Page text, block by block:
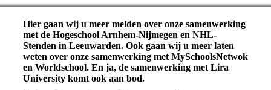
Hier gaan wij u meer melden over onze samenwerking
met de Hogeschool Arnhem-Nijmegen en NHL-
Stenden in Leeuwarden. Ook gaan wij u meer laten
weten over onze samenwerking met MySchoolsNetwok
en Worldschool. En ja, de samenwerking met Lira
University komt ook aan bod.